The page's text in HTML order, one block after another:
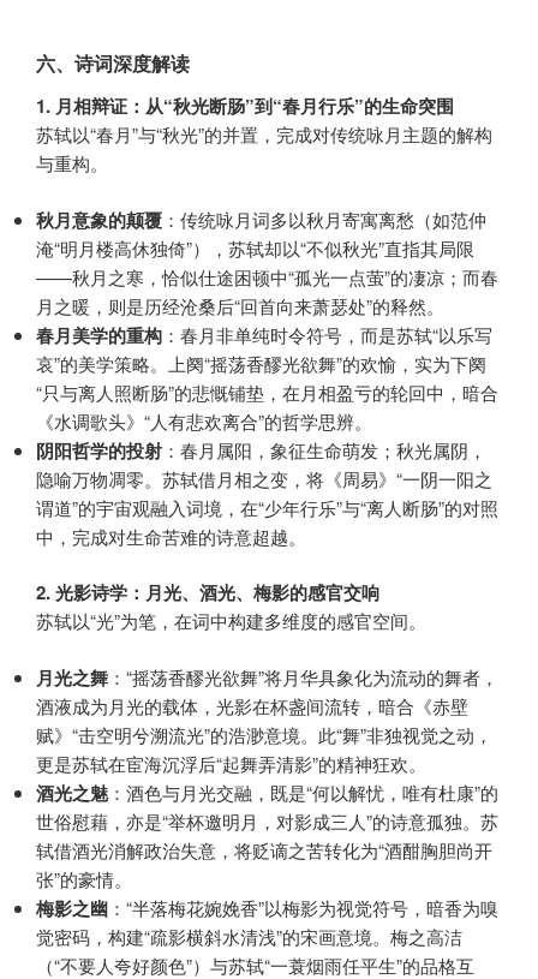
六、诗词深度解读
1. 月相辩证：从“秋光断肠”到“春月行乐”的生命突围
苏轼以“春月”与“秋光”的并置，完成对传统咏月主题的解构
与重构。
秋月意象的颠覆 ：传统咏月词多以秋月寄寓离愁（如范仲
淹“明月楼高休独倚”），苏轼却以“不似秋光”直指其局限
——秋月之寒，恰似仕途困顿中“孤光一点萤”的凄凉；而春
月之暖，则是历经沧桑后“回首向来萧瑟处”的释然。
春月美学的重构 ：春月非单纯时令符号，而是苏轼“以乐写
哀”的美学策略。上阕“摇荡香醪光欲舞”的欢愉，实为下阕
“只与离人照断肠”的悲慨铺垫，在月相盈亏的轮回中，暗合
《水调歌头》“人有悲欢离合”的哲学思辨。
阴阳哲学的投射 ：春月属阳，象征生命萌发；秋光属阴，
隐喻万物凋零。苏轼借月相之变，将《周易》“一阴一阳之
谓道”的宇宙观融入词境，在“少年行乐”与“离人断肠”的对照
中，完成对生命苦难的诗意超越。
2. 光影诗学：月光、酒光、梅影的感官交响
苏轼以“光”为笔，在词中构建多维度的感官空间。
月光之舞 ：“摇荡香醪光欲舞”将月华具象化为流动的舞者，
酒液成为月光的载体，光影在杯盏间流转，暗合《赤壁
赋》“击空明兮溯流光”的浩渺意境。此“舞”非独视觉之动，
更是苏轼在宦海沉浮后“起舞弄清影”的精神狂欢。
酒光之魅：酒色与月光交融，既是“何以解忧，唯有杜康”的
世俗慰藉，亦是“举杯邀明月，对影成三人”的诗意孤独。苏
轼借酒光消解政治失意，将贬谪之苦转化为“酒酣胸胆尚开
张”的豪情。
梅影之幽 ：“半落梅花婉娩香”以梅影为视觉符号，暗香为嗅
觉密码，构建“疏影横斜水清浅”的宋画意境。梅之高洁
（“不要人夸好颜色”）与苏轼“一蓑烟雨任平生”的品格互